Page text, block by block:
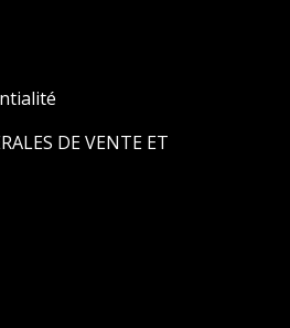
DE VENTE ET